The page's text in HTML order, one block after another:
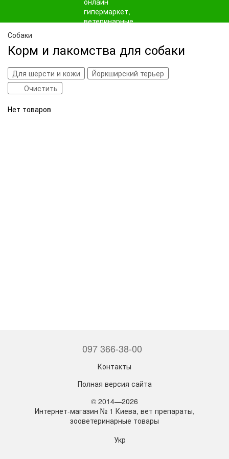
Собаки
Корм и лакомства для собаки
Для шерсти и кожи
Йоркширский терьер
Очистить
Нет товаров
097 366-38-00
Контакты
Полная версия сайта
© 2014—2026
Интернет-магазин № 1 Киева, вет препараты,
зооветеринарные товары
Укр